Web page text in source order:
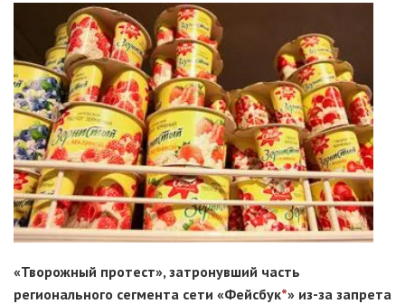
«Творожный протест», затронувший часть
регионального сегмента сети «Фейсбук*» из-за запрета